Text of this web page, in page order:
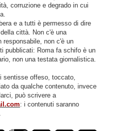
corruzione e degrado in cui
e a tutti è permesso di dire
città. Non c'è una
responsabile, non c'è un
pubblicati: Roma fa schifo è un
non una testata giornalistica.
sentisse offeso, toccato,
da qualche contenuto, invece
può scrivere a
: i contenuti saranno